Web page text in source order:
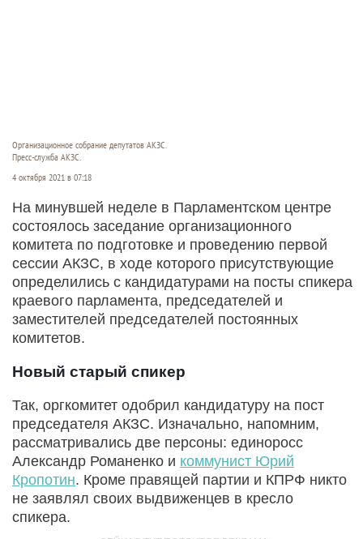
Организационное собрание депутатов АКЗС.
Пресс-служба АКЗС.
4 октября 2021 в 07:18
На минувшей неделе в Парламентском центре
состоялось заседание организационного
комитета по подготовке и проведению первой
сессии АКЗС, в ходе которого присутствующие
определились с кандидатурами на посты спикера
краевого парламента, председателей и
заместителей председателей постоянных
комитетов.
Новый старый спикер
Так, оргкомитет одобрил кандидатуру на пост
председателя АКЗС. Изначально, напомним,
рассматривались две персоны: единоросс
Александр Романенко и коммунист Юрий
Кропотин. Кроме правящей партии и КПРФ никто
не заявлял своих выдвиженцев в кресло
спикера.